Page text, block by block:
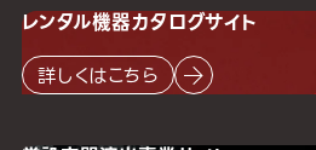
レンタル機器カタログサイト
詳しくはこちら